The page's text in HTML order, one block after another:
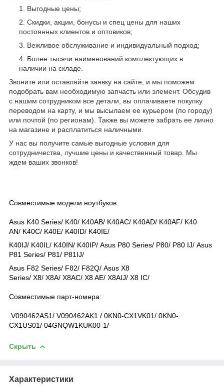
Выгодные цены;
Скидки, акции, бонусы и спец цены для наших
постоянных клиентов и оптовиков;
Вежливое обслуживание и индивидуальный подход;
Более тысячи наименований комплектующих в
наличии на складе.
Звоните или оставляйте заявку на сайте, и мы поможем
подобрать вам необходимую запчасть или элемент. Обсудив
с нашим сотрудником все детали, вы оплачиваете покупку
переводом на карту, и мы высылаем ее курьером (по городу)
или почтой (по регионам). Также вы можете забрать ее лично
на магазине и расплатиться наличными.
У нас вы получите самые выгодные условия для
сотрудничества, лучшие цены и качественный товар. Мы
ждем ваших звонков!
Совместимые модели ноутбуков:
Asus K40 Series/ K40/ K40AB/ K40AC/ K40AD/ K40AF/ K40
AN/ K40C/ K40E/ K40ID/ K40IE/
K40IJ/ K40IL/ K40IN/ K40IP/ Asus P80 Series/ P80/ P80 IJ/ Asus
P81 Series/ P81/ P81IJ/
Asus F82 Series/ F82/ F82Q/ Asus X8
Series/ X8/ X8A/ X8AC/ X8 AE/ X8AIJ/ X8 IC/
Совместимые парт-номера:
V090462AS1/ V090462AK1 / 0KN0-CX1VK01/ 0KN0-
CX1US01/ 04GNQW1KUK00-1/
Скрыть
Характеристики